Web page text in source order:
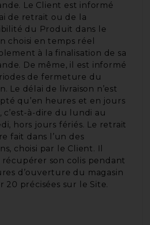
Le Client est informé
de retrait ou de la
du Produit dans le
choisi en temps réel
à la finalisation de sa
De même, il est informé
de fermeture du
Le délai de livraison n’est
qu’en heures et en jours
c’est-à-dire du lundi au
hors jours fériés. Le retrait
fait dans l’un des
choisi par le Client. Il
récupérer son colis pendant
d’ouverture du magasin
20 précisées sur le Site.